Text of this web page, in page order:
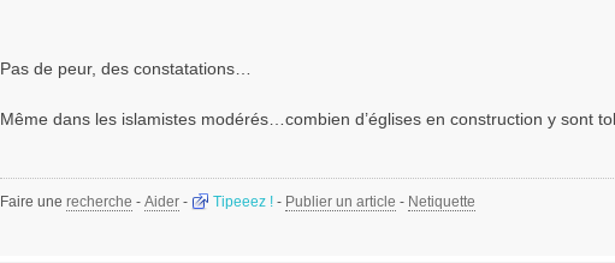
Pas de peur, des constatations…
Même dans les islamistes modérés…combien d’églises en construction y sont
Faire une recherche - Aider - Tipeeez ! - Publier un article - Netiquette